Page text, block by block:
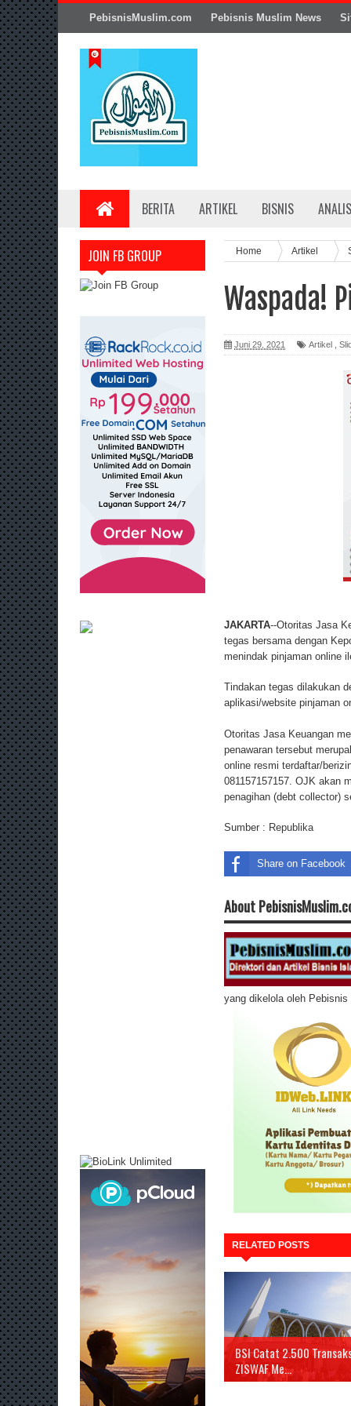
PebisnisMuslim.com Pebisnis Muslim News
BERITA ARTIKEL BISNIS
JOIN FB GROUP Home Artikel
Waspada!
Juni 29, 2021 Artikel
JAKARTA--Otoritas Jasa
tegas bersama dengan
menindak pinjaman online
Tindakan tegas dilakukan
aplikasi/website pinjaman
Otoritas Jasa Keuangan
penawaran tersebut
online resmi terdaftar/
081157157157. OJK akan
penagihan (debt collector)
Sumber : Republika
Share on Facebook
About
yang dikelola oleh
RELATED POSTS
BSI Catat 2.500
ZISWAF Me...